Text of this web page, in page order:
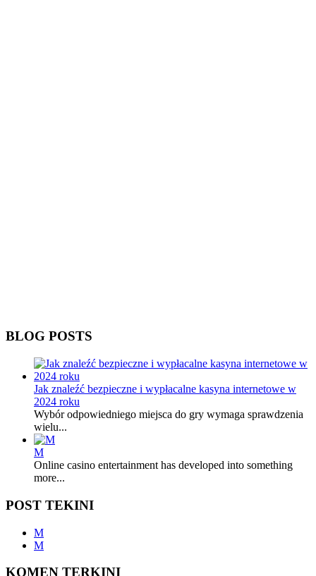
BLOG POSTS
Jak znaleźć bezpieczne i wypłacalne kasyna internetowe w
2024 roku
Wybór odpowiedniego miejsca do gry wymaga sprawdzenia
wielu...
M
Online casino entertainment has developed into something
more...
POST TEKINI
M
M
KOMEN TERKINI